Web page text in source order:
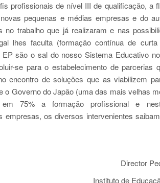
profissionais de nível III de qualificação, a
pequenas e médias empresas e do
trabalho que já realizaram e nas
lhes faculta (formação contínua de
são o sal do nosso Sistema Educativo
se para o estabelecimento de parcerias
encontro de soluções que as viabilizem
Governo do Japão (uma das mais velhas
em 75% a formação profissional e
os diversos intervenientes
Director
Instituto de Educação